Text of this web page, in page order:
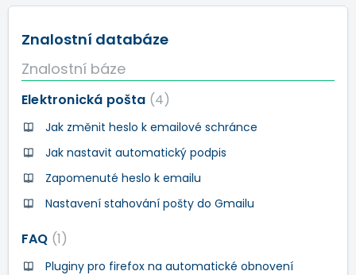
Znalostní databáze
Znalostní báze
Elektronická pošta 4
Jak změnit heslo k emailové schránce
Jak nastavit automatický podpis
Zapomenuté heslo k emailu
Nastavení stahování pošty do Gmailu
FAQ 1
Pluginy pro firefox na automatické obnovení